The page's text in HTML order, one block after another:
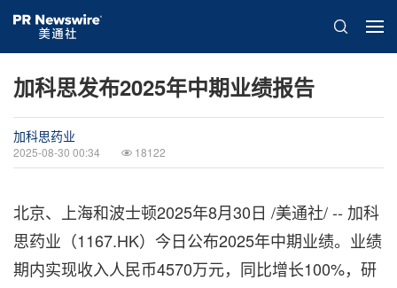
加科思发布2025年中期业绩报告
加科思药业
2025-08-30 00:34 18122
北京、上海和波士顿2025年8月30日 /美通社/ -- 加科
思药业（1167.HK）今日公布2025年中期业绩。业绩
期内实现收入人民币4570万元，同比增长100%，研